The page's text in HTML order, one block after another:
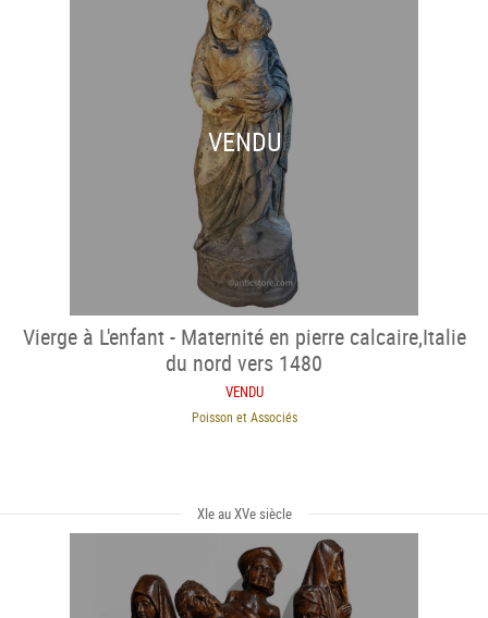
VENDU
Vierge à L'enfant - Maternité en pierre calcaire,Italie
du nord vers 1480
VENDU
Poisson et Associés
XIe au XVe siècle